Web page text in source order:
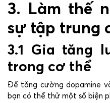
3. Làm thế
sự tập trung
3.1 Gia tăng
trong cơ thể
Để tăng cường dopamine
bạn có thể thử một số biện